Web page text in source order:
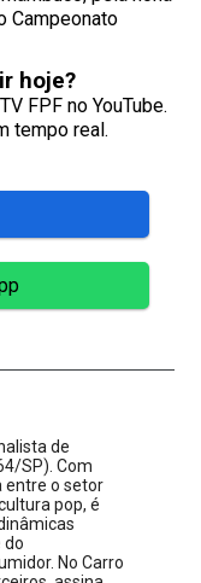
Campeonato
hoje?
FPF no YouTube.
tempo real.
de
SP). Com
entre o setor
pop, é
do
No Carro